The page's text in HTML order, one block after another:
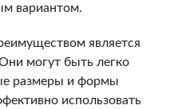
вариантом.
является
могут быть легко
размеры и формы
использовать